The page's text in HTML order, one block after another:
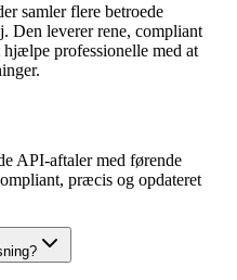
samler flere betroede
Den leverer rene, compliant
hjælpe professionelle med at
API-aftaler med førende
præcis og opdateret